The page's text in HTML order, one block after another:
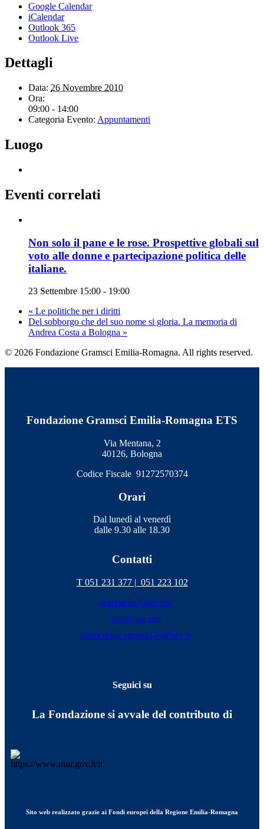
Google Calendar
iCalendar
Outlook 365
Outlook Live
Dettagli
Data: 26 Novembre 2010
Ora:
09:00 - 14:00
Categoria Evento: Appuntamenti
Luogo
Eventi correlati
Non solo il pane e le rose. Prospettive globali sul
voto alle donne e partecipazione politica delle
italiane.
23 Settembre 15:00 - 19:00
« Le politiche per i diritti
Del sobborgo che del suo nome si gloria. La memoria di
Andrea Costa a Bologna »
© 2026 Fondazione Gramsci Emilia-Romagna. All rights reserved.
Fondazione Gramsci Emilia-Romagna ETS
Via Mentana, 2
40126, Bologna
Codice Fiscale 91272570374
Orari
Dal lunedì al venerdì
dalle 9.30 alle 18.30
Contatti
T 051 231 377 | 051 223 102
segreteria@iger.org
info@iger.org
fondazione.gramsci-er@pec.it
Seguici su
La Fondazione si avvale del contributo di
Sito web realizzato grazie ai Fondi europei della Regione Emilia-Romagna